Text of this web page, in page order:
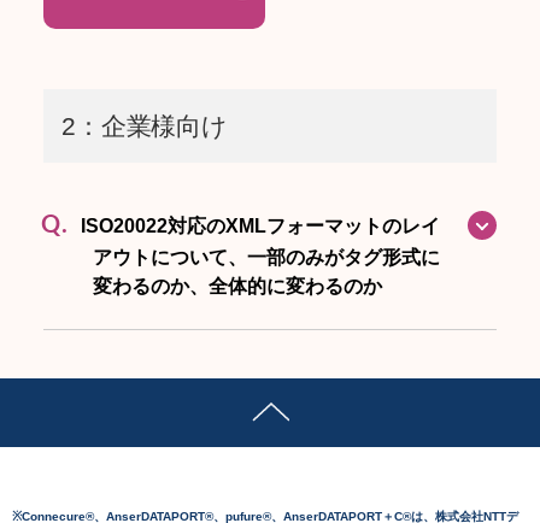
2：企業様向け
Q.
ISO20022対応のXMLフォーマットのレイ
アウトについて、一部のみがタグ形式に
変わるのか、全体的に変わるのか
※Connecure®、AnserDATAPORT®、pufure®、AnserDATAPORT＋C®は、株式会社NTTデ